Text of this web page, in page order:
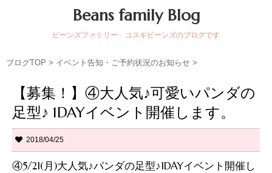
Beans family Blog
ビーンズファミリー コスギビーンズのブログです
ブログTOP > イベント告知・ご予約状況のお知らせ >
【募集！】④大人気♪可愛いパンダの
足型♪ 1DAYイベント開催します。
2018/04/25
④5/21(月)大人気♪パンダの足型♪1DAYイベント開催し